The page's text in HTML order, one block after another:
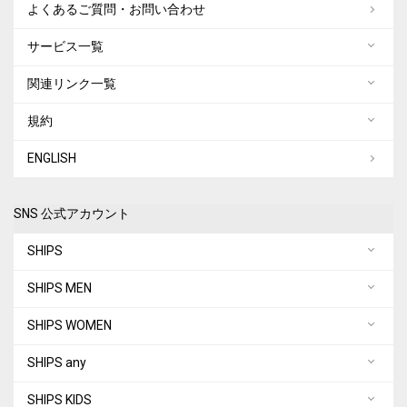
よくあるご質問・お問い合わせ
サービス一覧
関連リンク一覧
規約
ENGLISH
SNS 公式アカウント
SHIPS
SHIPS MEN
SHIPS WOMEN
SHIPS any
SHIPS KIDS